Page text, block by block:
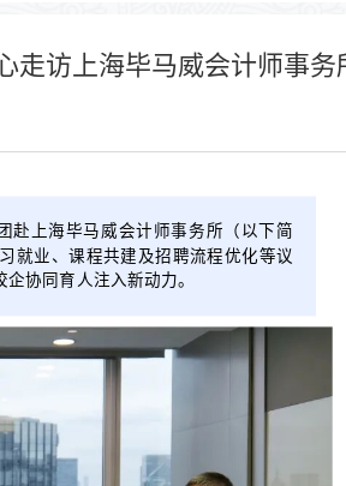
走访上海毕马威会计师事
赴上海毕马威会计师事务所（以下简
就业、课程共建及招聘流程优化等议
协同育人注入新动力。